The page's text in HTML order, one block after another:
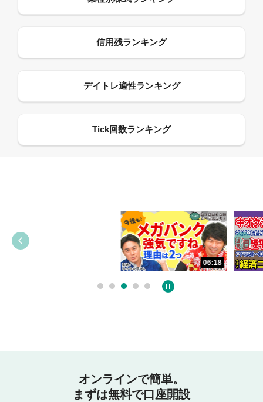
06:18
オンラインで簡単。
まずは無料で口座開設